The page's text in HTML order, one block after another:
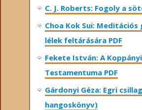
C. J. Roberts: Fogoly a
Choa Kok Sui:
lélek feltárására PDF
Fekete István: A
Testamentuma PDF
Gárdonyi Géza: Egri
hangoskönyv)